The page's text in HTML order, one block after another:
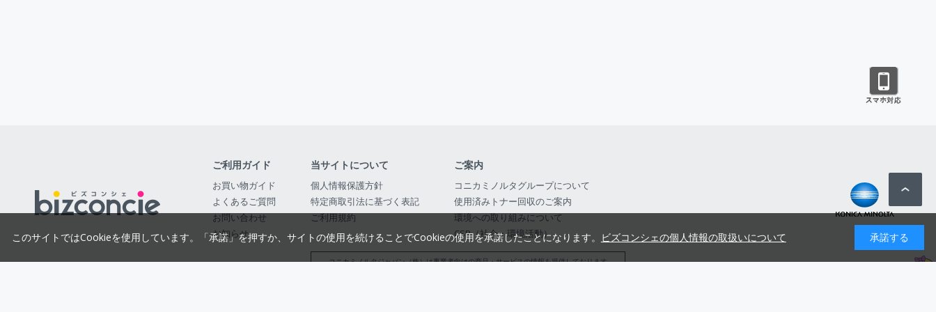
ご利用ガイド
お買い物ガイド
よくあるご質問
お問い合わせ
お知らせ
当サイトについて
個人情報保護方針
特定商取引法に基づく表記
ご利用規約
ご案内
コニカミノルタグループについて
使用済みトナー回収のご案内
環境への取り組みについて
CSR（社会・環境活動）
コニカミノルタジャパン（株）は事業者向けの商品・サービスの情報を提供しております
このサイトではCookieを使用しています。「承諾」を押すか、サイトの使用を続けることでCookieの使用を承諾したことになります。 ビズコンシェの個人情報の取扱いについて 承諾する